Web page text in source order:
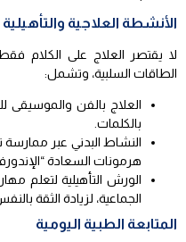
الأنشطة العلاجية والتأهيلية
لا يقتصر العلاج على الكلام
الطاقات السلبية، وتشمل:
العلاج بالفن
بالكلمات.
النشاط البدني عبر ممارسة
هرمونات السعادة
الورش التأهيلية لتعلم
الجماعية، لزيادة الثقة
المتابعة الطبية اليومية